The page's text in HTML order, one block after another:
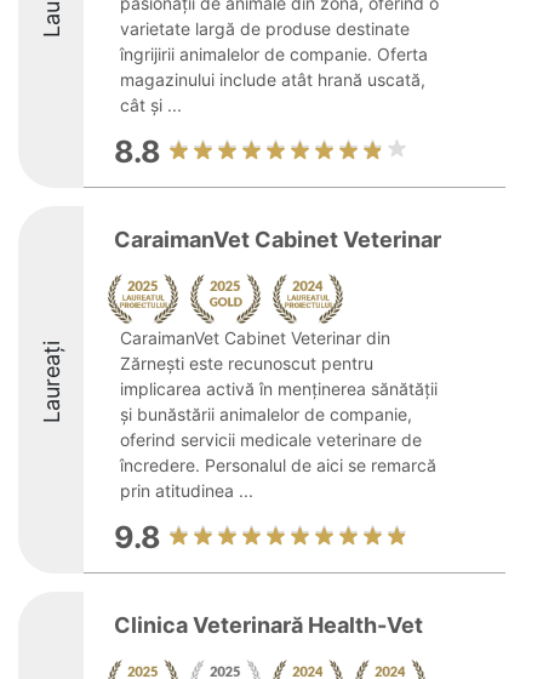
varietate largă de produse destinate
îngrijirii animalelor de companie. Oferta
magazinului include atât hrană uscată,
cât și ...
8.8
Laureați
CaraimanVet Cabinet Veterinar
CaraimanVet Cabinet Veterinar din
Zărnești este recunoscut pentru
implicarea activă în menținerea sănătății
și bunăstării animalelor de companie,
oferind servicii medicale veterinare de
încredere. Personalul de aici se remarcă
prin atitudinea ...
9.8
Clinica Veterinară Health-Vet